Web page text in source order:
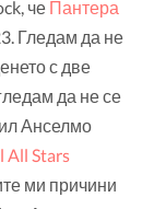
че Пантера
Гледам да не
с две
да не се
Анселмо
All Stars
ми причини